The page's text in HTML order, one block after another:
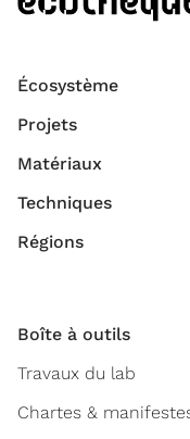
Écosystème
Projets
Matériaux
Techniques
Régions
Boîte à outils
Travaux du lab
Chartes &